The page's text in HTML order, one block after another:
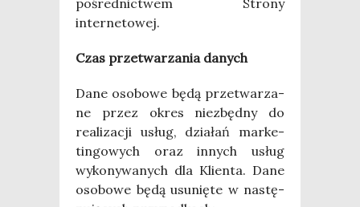
pośred­nic­twem Stro­ny
internetowej.
Czas prze­twa­rza­nia danych
Dane oso­bo­we będą prze­twa­rza­
ne przez okres nie­zbęd­ny do
reali­za­cji usług, dzia­łań mar­ke­
tin­go­wych oraz innych usług
wyko­ny­wa­nych dla Klien­ta. Dane
oso­bo­we będą usu­nię­te w nastę­